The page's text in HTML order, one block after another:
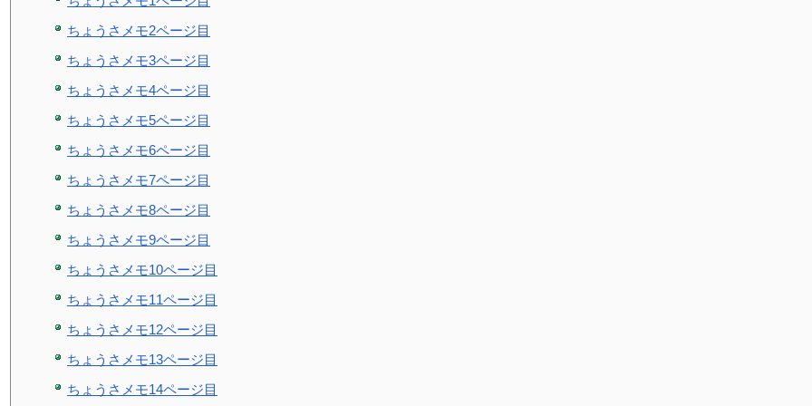
ちょうさメモ2ページ目
ちょうさメモ3ページ目
ちょうさメモ4ページ目
ちょうさメモ5ページ目
ちょうさメモ6ページ目
ちょうさメモ7ページ目
ちょうさメモ8ページ目
ちょうさメモ9ページ目
ちょうさメモ10ページ目
ちょうさメモ11ページ目
ちょうさメモ12ページ目
ちょうさメモ13ページ目
ちょうさメモ14ページ目